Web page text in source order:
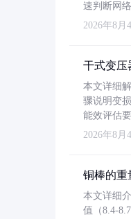
速判断网
2026年8月
干式变压
本文详细
骤说明变
能效评估要
2026年8月
铜棒的重
本文详细
值（8.4-